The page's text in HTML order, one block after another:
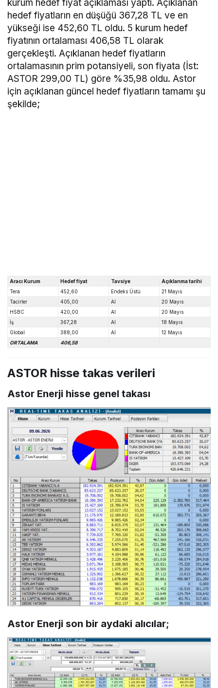
kurum hedef fiyat açıklaması yaptı. Açıklanan
hedef fiyatların en düşüğü 367,28 TL ve en
yükseği ise 452,60 TL oldu. 5 kurum hedef
fiyatının ortalaması 406,58 TL olarak
gerçekleşti. Açıklanan hedef fiyatların
ortalamasının prim potansiyeli, son fiyata (İst:
ASTOR 299,00 TL) göre %35,98 oldu. Astor
için açıklanan güncel hedef fiyatların tamamı şu
şekilde;
Aracı Kurum Hedef fiyat Tavsiye
Açıklanma tarihi
Tera
452,60 Endeks Üstü
21 Mayıs
Tacirler
405,00 Al
20 Mayıs
HSBC
420,00 Al
20 Mayıs
İş
367,28 Al
18 Mayıs
Global
388,00 Al
12 Mayıs
ORTALAMA
406,58
ASTOR hisse takas verileri
Astor Enerji hisse genel takası
Astor Enerji son bir aydaki alıcılar;